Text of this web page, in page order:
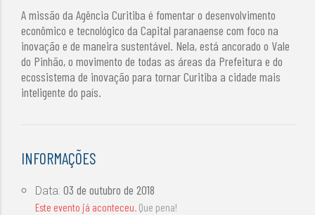
A missão da Agência Curitiba é fomentar o desenvolvimento
econômico e tecnológico da Capital paranaense com foco na
inovação e de maneira sustentável. Nela, está ancorado o Vale
do Pinhão, o movimento de todas as áreas da Prefeitura e do
ecossistema de inovação para tornar Curitiba a cidade mais
inteligente do país.
INFORMAÇÕES
Data:03 de outubro de 2018
Este evento já aconteceu. Que pena!